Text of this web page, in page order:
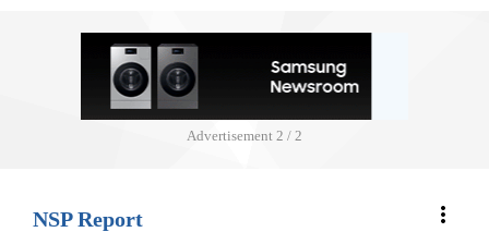
Advertisement 2 / 2
NSP Report more_vert